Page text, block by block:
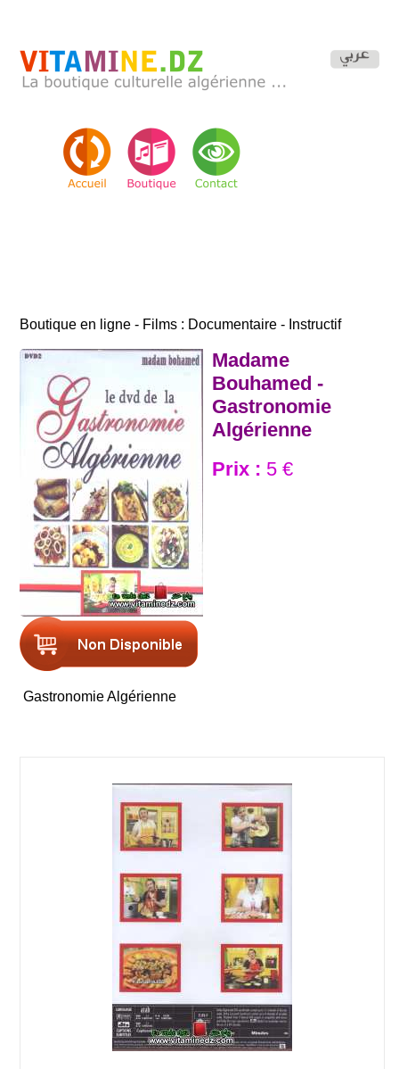
Boutique en ligne - Films : Documentaire - Instructif
Madame
Bouhamed -
Gastronomie
Algérienne
Prix : 5 €
Gastronomie Algérienne